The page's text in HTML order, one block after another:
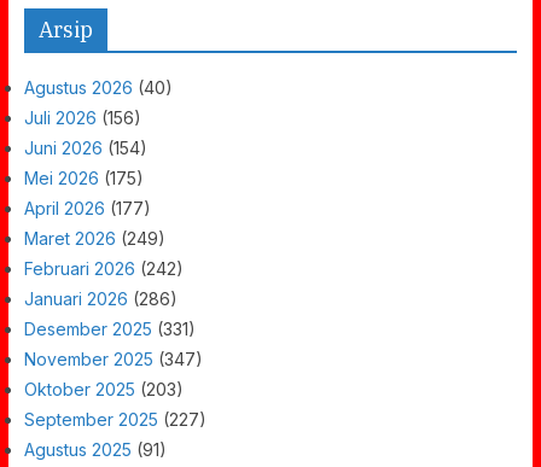
Arsip
Agustus 2026 (40)
Juli 2026 (156)
Juni 2026 (154)
Mei 2026 (175)
April 2026 (177)
Maret 2026 (249)
Februari 2026 (242)
Januari 2026 (286)
Desember 2025 (331)
November 2025 (347)
Oktober 2025 (203)
September 2025 (227)
Agustus 2025 (91)